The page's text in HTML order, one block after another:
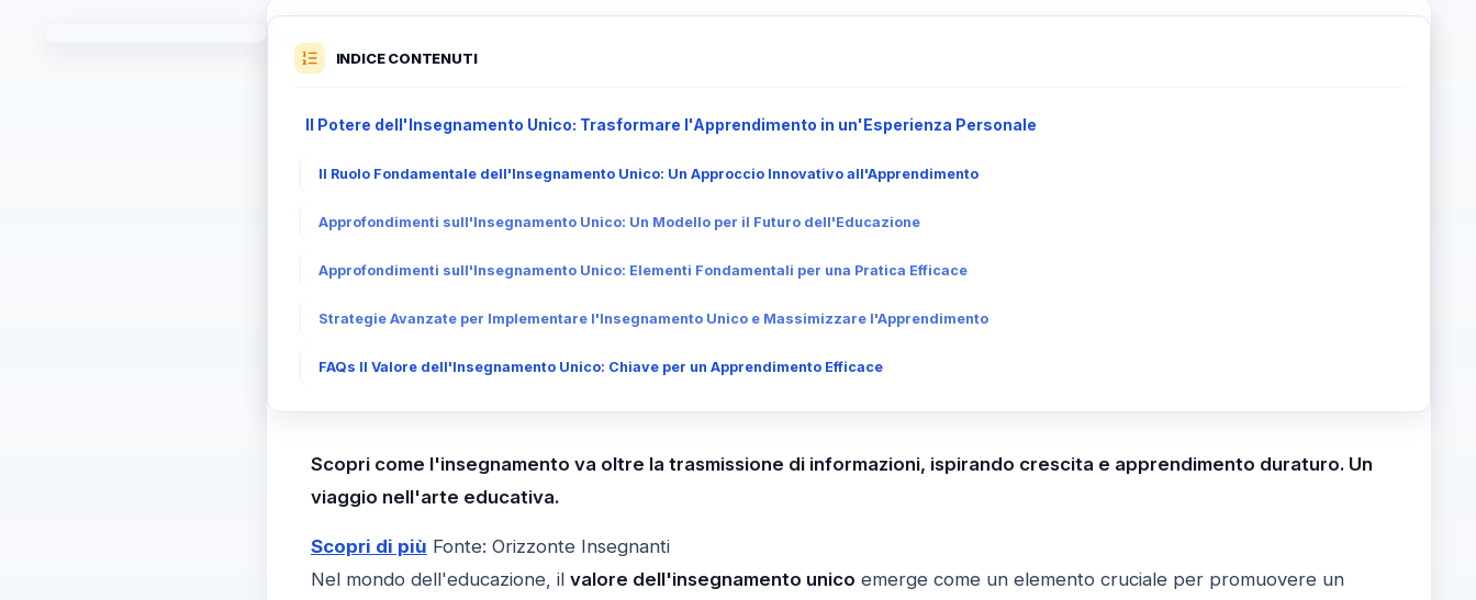
INDICE CONTENUTI
Il Potere dell'Insegnamento Unico: Trasformare l'Apprendimento in un'Esperienza Personale
Il Ruolo Fondamentale dell'Insegnamento Unico: Un Approccio Innovativo all'Apprendimento
Approfondimenti sull'Insegnamento Unico: Un Modello per il Futuro dell'Educazione
Approfondimenti sull'Insegnamento Unico: Elementi Fondamentali per una Pratica Efficace
Strategie Avanzate per Implementare l'Insegnamento Unico e Massimizzare l'Apprendimento
FAQs Il Valore dell'Insegnamento Unico: Chiave per un Apprendimento Efficace
Scopri come l'insegnamento va oltre la trasmissione di informazioni, ispirando crescita e apprendimento duraturo. Un
viaggio nell'arte educativa.
Scopri di più Fonte: Orizzonte Insegnanti
Nel mondo dell'educazione, il valore dell'insegnamento unico emerge come un elemento cruciale per promuovere un